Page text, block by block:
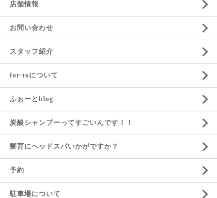
店舗情報
お問い合わせ
スタッフ紹介
for-toについて
ふぉーとblog
炭酸シャンプーってすごいんです！！
髪育にヘッドスパいかがですか？
予約
駐車場について